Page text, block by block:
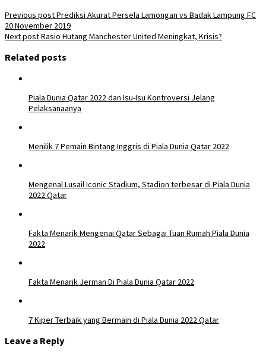
Previous postPrediksi Akurat Persela Lamongan vs Badak Lampung FC
20 November 2019
Next postRasio Hutang Manchester United Meningkat, Krisis?
Related posts
Piala Dunia Qatar 2022 dan Isu-Isu Kontroversi Jelang
Pelaksanaanya
Menilik 7 Pemain Bintang Inggris di Piala Dunia Qatar 2022
Mengenal Lusail Iconic Stadium, Stadion terbesar di Piala Dunia
2022 Qatar
Fakta Menarik Mengenai Qatar Sebagai Tuan Rumah Piala Dunia
2022
Fakta Menarik Jerman Di Piala Dunia Qatar 2022
7 Kiper Terbaik yang Bermain di Piala Dunia 2022 Qatar
Leave a Reply